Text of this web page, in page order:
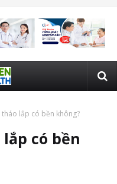
tháo lắp có bền không?
có bền